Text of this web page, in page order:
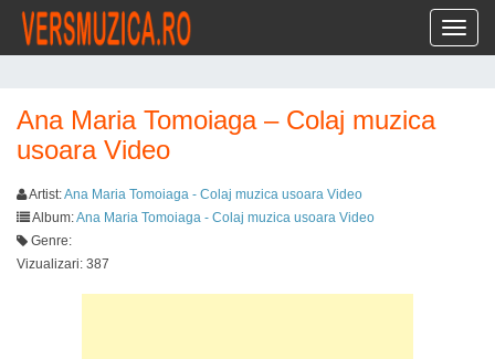
Ana Maria Tomoiaga – Colaj muzica
usoara Video
Artist:Ana Maria Tomoiaga - Colaj muzica usoara Video
Album:Ana Maria Tomoiaga - Colaj muzica usoara Video
Genre:
Vizualizari: 387